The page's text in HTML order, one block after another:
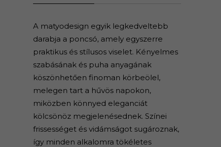
A matyodesign egyik legkedveltebb
darabja a poncsó, amely egyszerre
praktikus és stílusos viselet. Kényelmes
szabásának és puha anyagának
köszönhetően finoman körbeölel,
melegen tart a hűvös napokon,
miközben könnyed eleganciát
kölcsönöz megjelenésednek. Színei
frissességet és vidámságot sugároznak,
így minden alkalomra tökéletes